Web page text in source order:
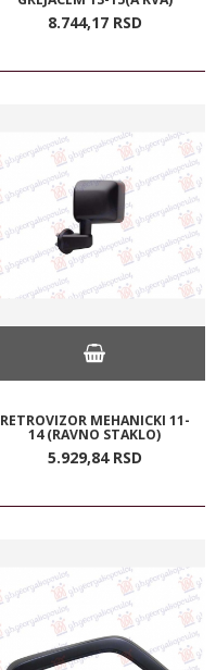
8.744,17 RSD
RETROVIZOR MEHANICKI 11-
14 (RAVNO STAKLO)
5.929,84 RSD